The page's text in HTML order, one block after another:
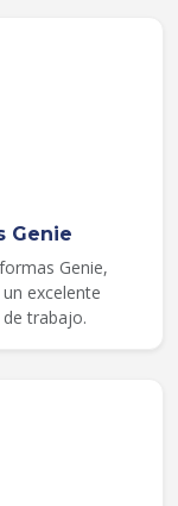
Genie
Genie,
excelente
trabajo.